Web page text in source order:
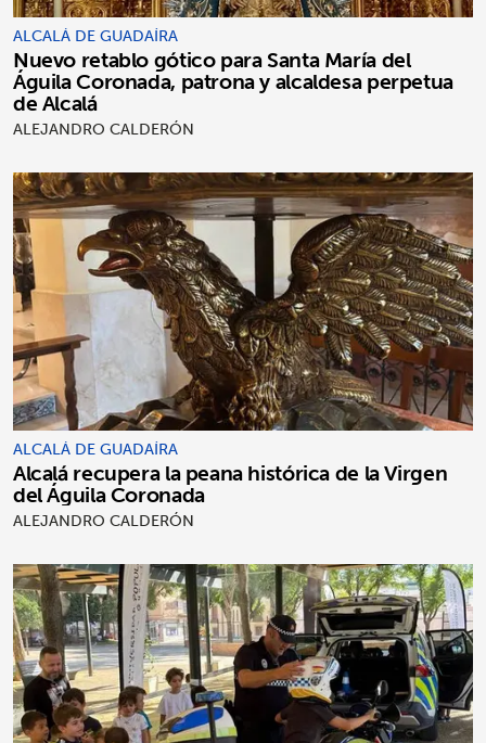
ALCALÁ DE GUADAÍRA
Nuevo retablo gótico para Santa María del
Águila Coronada, patrona y alcaldesa perpetua
de Alcalá
ALEJANDRO CALDERÓN
ALCALÁ DE GUADAÍRA
Alcalá recupera la peana histórica de la Virgen
del Águila Coronada
ALEJANDRO CALDERÓN